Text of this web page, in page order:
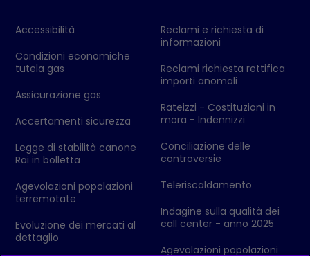
Accessibilità
Condizioni economiche
tutela gas
Assicurazione gas
Accertamenti sicurezza
Legge di stabilità canone
Rai in bolletta
Agevolazioni popolazioni
terremotate
Evoluzione dei mercati al
dettaglio
Reclami e richiesta di
informazioni
Reclami richiesta rettifica
importi anomali
Rateizzi - Costituzioni in
mora - Indennizzi
Conciliazione delle
controversie
Teleriscaldamento
Indagine sulla qualità dei
call center - anno 2025
Agevolazioni popolazioni